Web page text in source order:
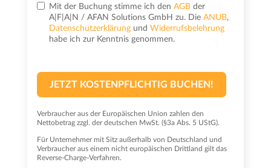
Mit der Buchung stimme ich den AGBder
A|F|A|N / AFAN Solutions GmbH zu. Die ANUB,
Datenschutzerklärungund Widerrufsbelehrung
habe ich zur Kenntnis genommen.
JETZT KOSTENPFLICHTIG BUCHEN!
Verbraucher aus der Europäischen Union zahlen den
Nettobetrag zzgl. der deutschen MwSt. (§3a Abs. 5 UStG).
Für Unternehmer mit Sitz außerhalb von Deutschland und
Verbraucher aus einem nicht europäischen Drittland gilt das
Reverse-Charge-Verfahren.